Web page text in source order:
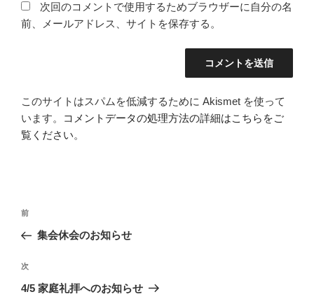
次回のコメントで使用するためブラウザーに自分の名
前、メールアドレス、サイトを保存する。
このサイトはスパムを低減するために Akismet を使って
います。
コメントデータの処理方法の詳細はこちらをご
覧ください。
投
ナ
ビ
ゲ
前
の
稿
前
集会休会のお知らせ
次
の
次
4/5 家庭礼拝へのお知らせ